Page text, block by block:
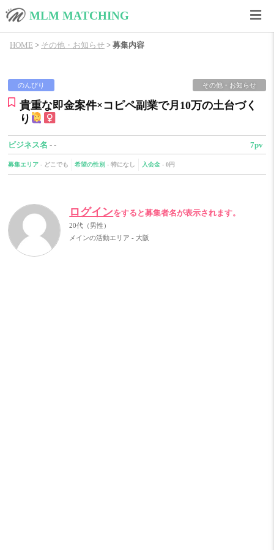
MLM MATCHING
HOME > その他・お知らせ > 募集内容
貴重な即金案件×コピペ副業で月10万の土台づく
り
その他・お知らせ
のんびり
7pv
ビジネス名 - -
募集エリア- どこでも 希望の性別 -特になし 入会金- 0円
ログインをすると募集者名が表示されます。
20代（男性）
メインの活動エリア - 大阪